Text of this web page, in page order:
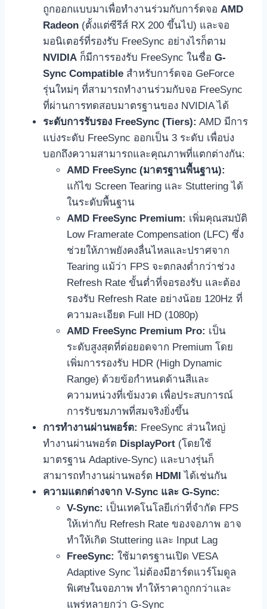
ถูกออกแบบมาเพื่อทำงานร่วมกับการ์ดจอ AMD
Radeon (ตั้งแต่ซีรีส์ RX 200 ขึ้นไป) และจอ
มอนิเตอร์ที่รองรับ FreeSync อย่างไรก็ตาม
NVIDIA ก็มีการรองรับ FreeSync ในชื่อ G-
Sync Compatible สำหรับการ์ดจอ GeForce
รุ่นใหม่ๆ ที่สามารถทำงานร่วมกับจอ FreeSync
ที่ผ่านการทดสอบมาตรฐานของ NVIDIA ได้
ระดับการรับรอง FreeSync (Tiers): AMD มีการ
แบ่งระดับ FreeSync ออกเป็น 3 ระดับ เพื่อบ่ง
บอกถึงความสามารถและคุณภาพที่แตกต่างกัน:
AMD FreeSync (มาตรฐานพื้นฐาน):
แก้ไข Screen Tearing และ Stuttering ได้
ในระดับพื้นฐาน
AMD FreeSync Premium: เพิ่มคุณสมบัติ
Low Framerate Compensation (LFC) ซึ่ง
ช่วยให้ภาพยังคงลื่นไหลและปราศจาก
Tearing แม้ว่า FPS จะตกลงต่ำกว่าช่วง
Refresh Rate ขั้นต่ำที่จอรองรับ และต้อง
รองรับ Refresh Rate อย่างน้อย 120Hz ที่
ความละเอียด Full HD (1080p)
AMD FreeSync Premium Pro: เป็น
ระดับสูงสุดที่ต่อยอดจาก Premium โดย
เพิ่มการรองรับ HDR (High Dynamic
Range) ด้วยข้อกำหนดด้านสีและ
ความหน่วงที่เข้มงวด เพื่อประสบการณ์
การรับชมภาพที่สมจริงยิ่งขึ้น
การทำงานผ่านพอร์ต: FreeSync ส่วนใหญ่
ทำงานผ่านพอร์ต DisplayPort (โดยใช้
มาตรฐาน Adaptive-Sync) และบางรุ่นก็
สามารถทำงานผ่านพอร์ต HDMI
ได้เช่นกัน
ความแตกต่างจาก V-Sync และ G-Sync:
V-Sync: เป็นเทคโนโลยีเก่าที่จำกัด FPS
ให้เท่ากับ Refresh Rate ของจอภาพ อาจ
ทำให้เกิด Stuttering และ Input Lag
FreeSync: ใช้มาตรฐานเปิด VESA
Adaptive Sync ไม่ต้องมีฮาร์ดแวร์โมดูล
พิเศษในจอภาพ ทำให้ราคาถูกกว่าและ
แพร่หลายกว่า G-Sync